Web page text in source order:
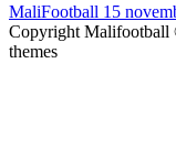
MaliFootball 15
Copyright Malifootball
themes